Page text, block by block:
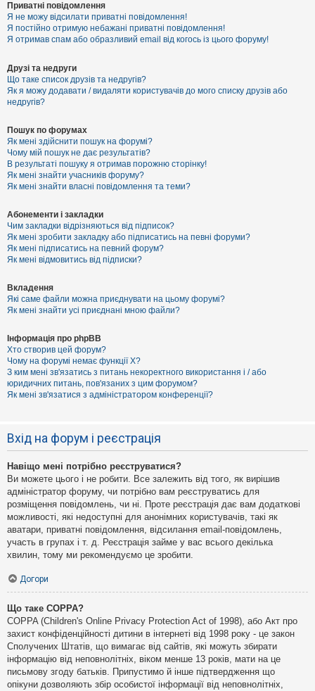
Приватні повідомлення
Я не можу відсилати приватні повідомлення!
Я постійно отримую небажані приватні повідомлення!
Я отримав спам або образливий email від когось із цього форуму!
Друзі та недруги
Що таке список друзів та недругів?
Як я можу додавати / видаляти користувачів до мого списку друзів або
недругів?
Пошук по форумах
Як мені здійснити пошук на форумі?
Чому мій пошук не дає результатів?
В результаті пошуку я отримав порожню сторінку!
Як мені знайти учасників форуму?
Як мені знайти власні повідомлення та теми?
Абонементи і закладки
Чим закладки відрізняються від підписок?
Як мені зробити закладку або підписатись на певні форуми?
Як мені підписатись на певний форум?
Як мені відмовитись від підписки?
Вкладення
Які саме файли можна приєднувати на цьому форумі?
Як мені знайти усі приєднані мною файли?
Інформація про phpBB
Хто створив цей форум?
Чому на форумі немає функції X?
З ким мені зв'язатись з питань некоректного використання і / або
юридичних питань, пов'язаних з цим форумом?
Як мені зв'язатися з адміністратором конференції?
Вхід на форум і реєстрація
Навіщо мені потрібно реєструватися?
Ви можете цього і не робити. Все залежить від того, як вирішив
адміністратор форуму, чи потрібно вам реєструватись для
розміщення повідомлень, чи ні. Проте реєстрація дає вам додаткові
можливості, які недоступні для анонімних користувачів, такі як
аватари, приватні повідомлення, відсилання email-повідомлень,
участь в групах і т. д. Реєстрація займе у вас всього декілька
хвилин, тому ми рекомендуємо це зробити.
Догори
Що таке COPPA?
COPPA (Children's Online Privacy Protection Act of 1998), або Акт про
захист конфіденційності дитини в інтернеті від 1998 року - це закон
Сполучених Штатів, що вимагає від сайтів, які можуть збирати
інформацію від неповнолітніх, віком менше 13 років, мати на це
письмову згоду батьків. Припустимо й інше підтвердження що
опікуни дозволяють збір особистої інформації від неповнолітніх,